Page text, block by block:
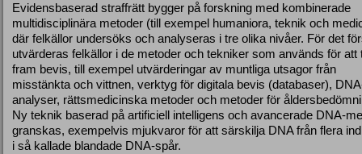
Evidensbaserad straffrätt bygger på forskning med kombinerade
multidisciplinära metoder (till exempel humaniora, teknik och
där felkällor undersöks och analyseras i tre olika nivåer. För det
utvärderas felkällor i de metoder och tekniker som används för att
fram bevis, till exempel utvärderingar av muntliga utsagor från
misstänkta och vittnen, verktyg för digitala bevis (databaser),
analyser, rättsmedicinska metoder och metoder för
Ny teknik baserad på artificiell intelligens och avancerade DNA-
granskas, exempelvis mjukvaror för att särskilja DNA från flera
i så kallade blandade DNA-spår.